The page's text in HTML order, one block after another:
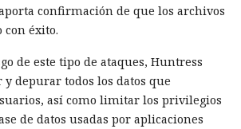
robados de otras personas, antes
a la justicia estadounidense por
de los últimos años — ataque a
Snowflake.
confirmación de que los archivos
éxito.
de este tipo de ataques, Huntress
depurar todos los datos que
así como limitar los privilegios
de datos usadas por aplicaciones